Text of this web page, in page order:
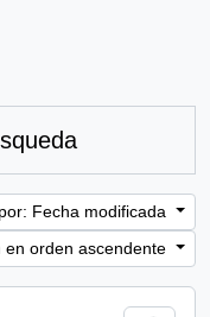
Fecha modificada
en orden ascendente